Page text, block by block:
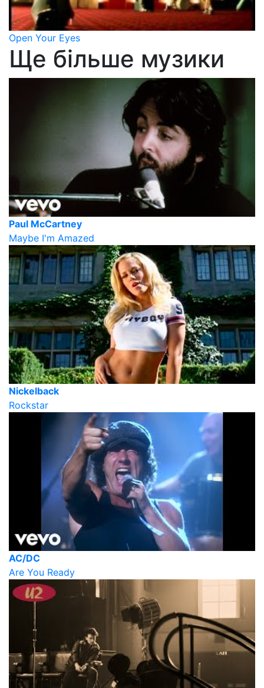
Open Your Eyes
Ще більше музики
Paul McCartney
Maybe I'm Amazed
Nickelback
Rockstar
AC/DC
Are You Ready